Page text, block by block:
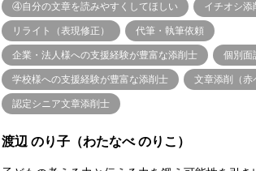
④自分の文章を読みやすくしてほしい イチオシ添
リライト（表現修正） 代筆・執筆依頼
企業・法人様への支援経験が豊富な添削士 個別面
学校様への支援経験が豊富な添削士 文章添削（赤
認定シニア文章添削士
渡辺 のり子（わたなべ のりこ）